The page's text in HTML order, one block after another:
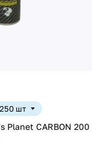
шт
Planet CARBON 200